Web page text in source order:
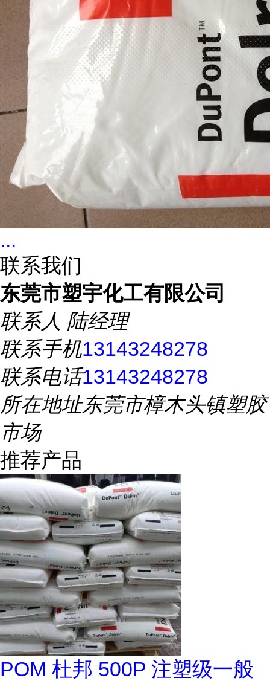
...
联系我们
东莞市塑宇化工有限公司
联系人 陆经理
联系手机13143248278
联系电话13143248278
所在地址东莞市樟木头镇塑胶
市场
推荐产品
POM 杜邦 500P 注塑级一般